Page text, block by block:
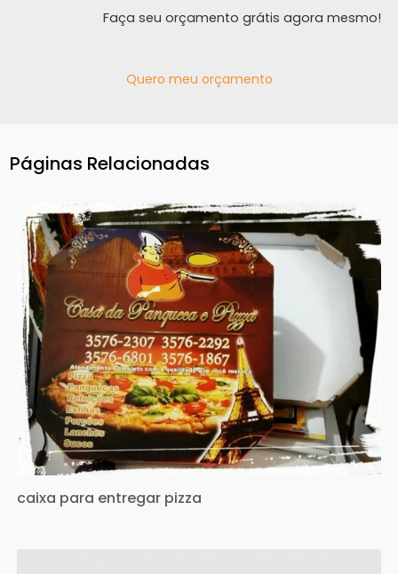
Faça seu orçamento grátis agora mesmo!
Quero meu orçamento
Páginas Relacionadas
caixa para entregar pizza